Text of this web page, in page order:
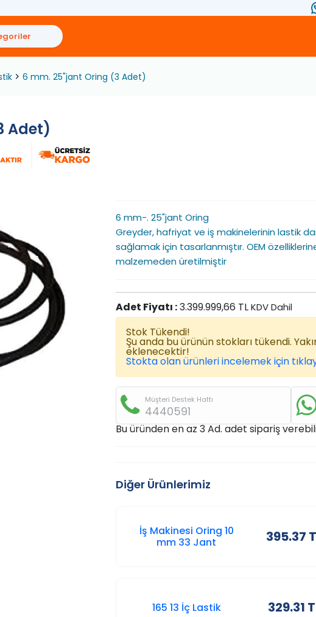
6 mm. 25"jant Oring (3 Adet)
Adet)
6 mm-. 25"jant Oring
Greyder, hafriyat ve iş makinelerinin lastik
sağlamak için tasarlanmıştır. OEM
malzemeden üretilmiştir
Adet Fiyatı :3.399.999,66 TLKDV Dahil
Stok Tükendi!
Şu anda bu ürünün stokları tükendi.
eklenecektir!
Stokta olan ürünleri incelemek için
Müşteri Destek Hattı
4440591
Bu üründen en az 3 Ad. adet sipariş
Diğer Ürünlerimiz
İş Makinesi Oring 10
mm 33 Jant
395.37
165 13 İç Lastik 329.31